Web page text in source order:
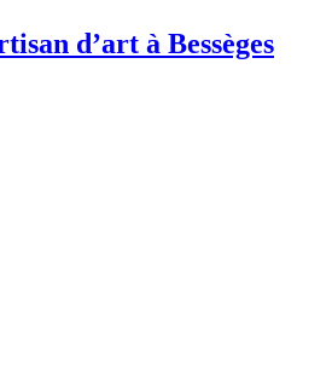
d’art à Bessèges